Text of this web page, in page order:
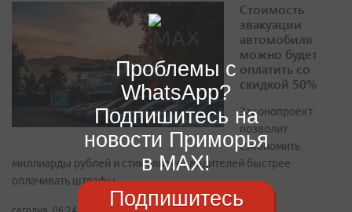
Стоимость
эвакуации
автомобиля
можно будет
оплатить со
скидкой 50%
Законопроект
позволит
сэкономить
миллиарды рублей и стимулирует водителей быстрее
оплачивать штрафы
Проблемы с
WhatsApp?
Подпишитесь на
новости Приморья
в MAX!
Подпишитесь